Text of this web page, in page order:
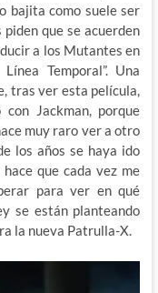
bajita como suele ser
piden que se acuerden
a los Mutantes en
Temporal”. Una
tras ver esta película,
Jackman, porque
muy raro ver a otro
los años se haya ido
que cada vez me
para ver en qué
se están planteando
la nueva Patrulla-X.